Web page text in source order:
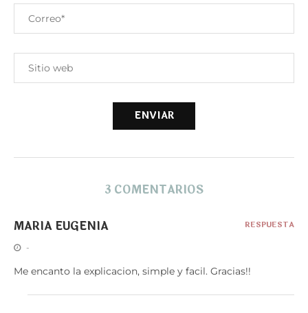
3 COMENTARIOS
MARIA EUGENIA
-
Me encanto la explicacion, simple y facil. Gracias!!
RESPUESTA